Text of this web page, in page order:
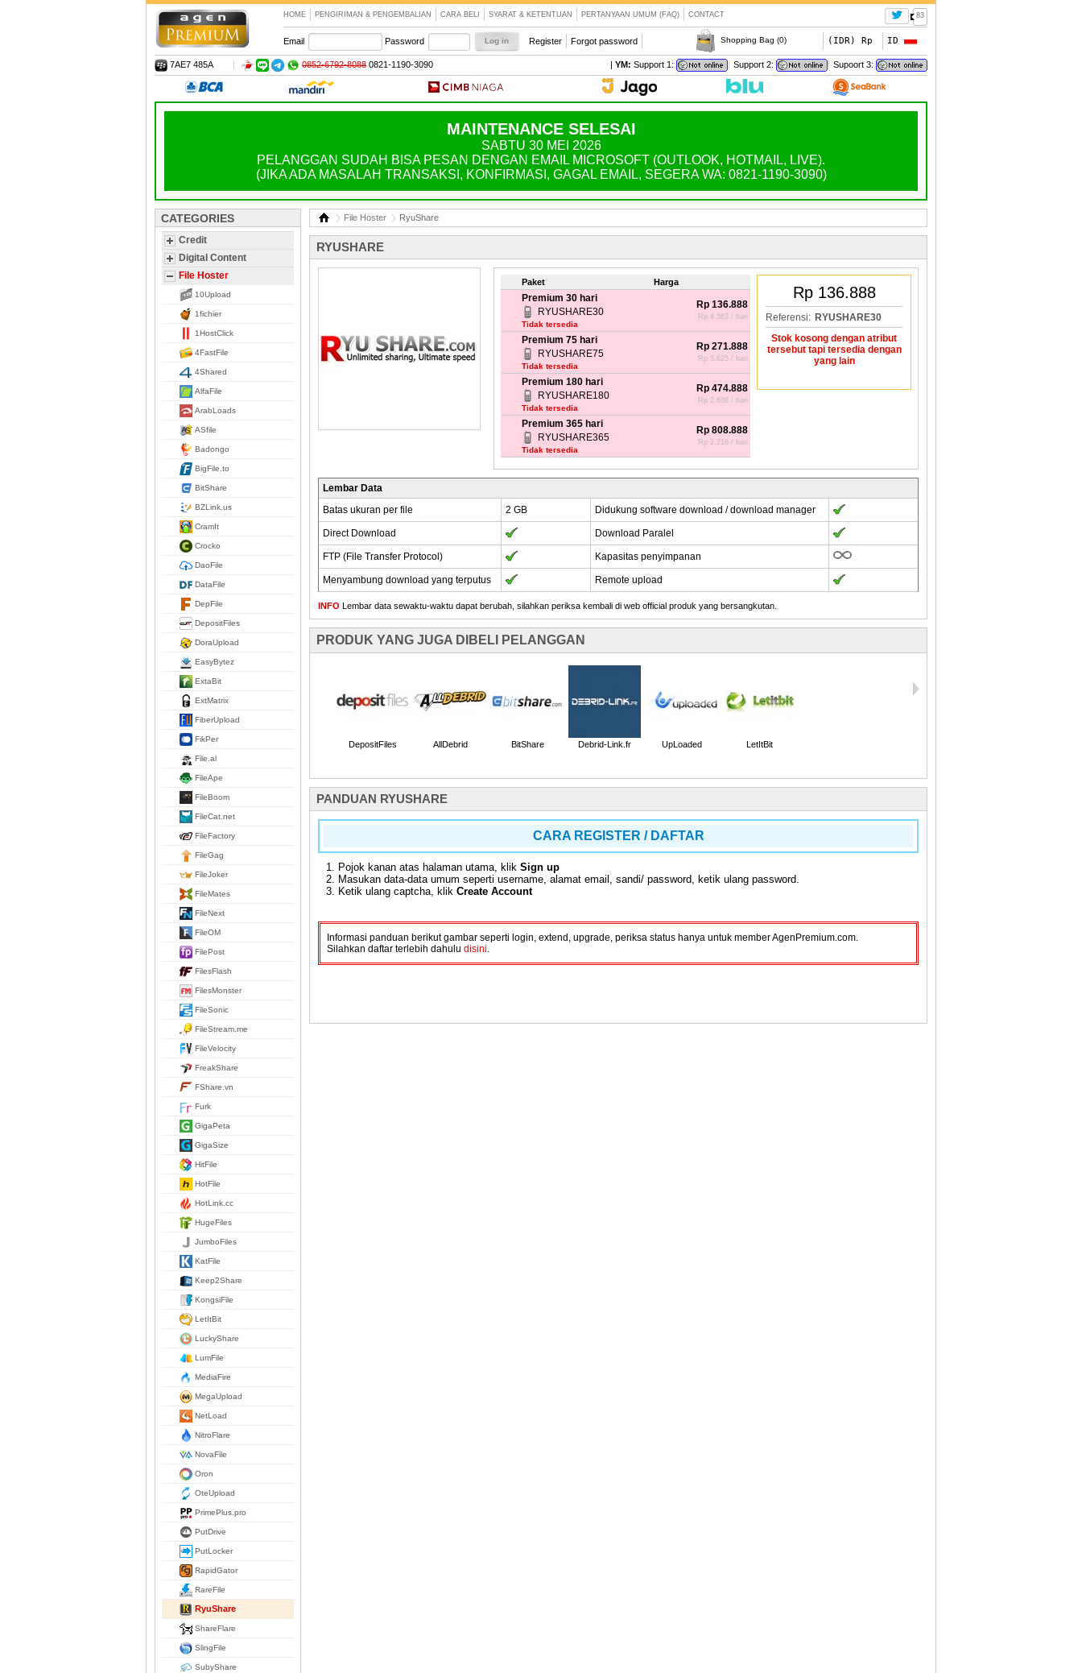
HOME PENGIRIMAN & PENGEMBALIAN CARA BELI SYARAT & KETENTUAN PERTANYAAN UMUM (FAQ) CONTACT 83
Email Password Register Forgot password Shopping Bag (0) ID
(IDR) Rp
7AE7 485A | 0852-6792-8088 0821-1190-3090 | YM: Support 1: | Support 2: | Supoort 3:
MAINTENANCE SELESAI
SABTU 30 MEI 2026
PELANGGAN SUDAH BISA PESAN DENGAN EMAIL MICROSOFT (OUTLOOK, HOTMAIL, LIVE).
(JIKA ADA MASALAH TRANSAKSI, KONFIRMASI, GAGAL EMAIL, SEGERA WA: 0821-1190-3090)
CATEGORIES
Credit
Digital Content
File Hoster
10Upload
1fichier
1HostClick
4FastFile
4Shared
AlfaFile
ArabLoads
ASfile
Badongo
BigFile.to
BitShare
BZLink.us
CramIt
Crocko
DaoFile
DataFile
DepFile
DepositFiles
DoraUpload
EasyBytez
ExtaBit
ExtMatrix
FiberUpload
FikPer
File.al
FileApe
FileBoom
FileCat.net
FileFactory
FileGag
FileJoker
FileMates
FileNext
FileOM
FilePost
FilesFlash
FilesMonster
FileSonic
FileStream.me
FileVelocity
FreakShare
FShare.vn
Furk
GigaPeta
GigaSize
HitFile
HotFile
HotLink.cc
HugeFiles
JumboFiles
KatFile
Keep2Share
KongsiFile
LetItBit
LuckyShare
LumFile
MediaFire
MegaUpload
NetLoad
NitroFlare
NovaFile
Oron
OteUpload
PrimePlus.pro
PutDrive
PutLocker
RapidGator
RareFile
RyuShare
ShareFlare
SlingFile
SubyShare
File Hoster RyuShare
RYUSHARE
Paket Harga
Premium 30 hari
RYUSHARE30
Tidak tersedia
Rp 136.888
Rp 4.563 / hari
Premium 75 hari
RYUSHARE75
Tidak tersedia
Rp 271.888
Rp 3.625 / hari
Premium 180 hari
RYUSHARE180
Tidak tersedia
Rp 474.888
Rp 2.638 / hari
Premium 365 hari
RYUSHARE365
Tidak tersedia
Rp 808.888
Rp 2.216 / hari
Rp 136.888
Referensi: RYUSHARE30
Stok kosong dengan atribut
tersebut tapi tersedia dengan
yang lain
Lembar Data
Batas ukuran per file
2 GB Didukung software download / download manager
Direct Download Download Paralel
FTP (File Transfer Protocol) Kapasitas penyimpanan
Menyambung download yang terputus Remote upload
INFO Lembar data sewaktu-waktu dapat berubah, silahkan periksa kembali di web official produk yang bersangkutan.
PRODUK YANG JUGA DIBELI PELANGGAN
DepositFiles AllDebrid BitShare Debrid-Link.fr UpLoaded LetItBit
PANDUAN RYUSHARE
CARA REGISTER / DAFTAR
Pojok kanan atas halaman utama, klik Sign up
Masukan data-data umum seperti username, alamat email, sandi/ password, ketik ulang password.
Ketik ulang captcha, klik Create Account
Informasi panduan berikut gambar seperti login, extend, upgrade, periksa status hanya untuk member AgenPremium.com.
Silahkan daftar terlebih dahuludisini.